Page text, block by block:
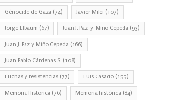
Génocide de Gaza (74) Javier Milei (107)
Jorge Elbaum (67) Juan J. Paz-y-Miño Cepeda (93)
Juan J. Paz y Miño Cepeda (166)
Juan Pablo Cárdenas S. (108)
Luchas y resistencias (77) Luis Casado (155)
Memoria Historica (76) Memoria histórica (84)